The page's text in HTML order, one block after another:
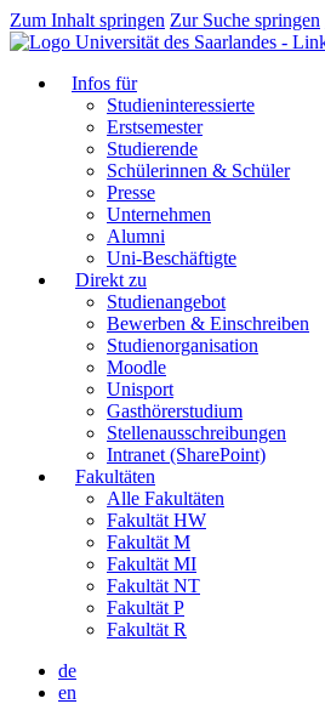
Zum Inhalt springen Zur Suche springen
Infos für
Studieninteressierte
Erstsemester
Studierende
Schülerinnen & Schüler
Presse
Unternehmen
Alumni
Uni-Beschäftigte
Direkt zu
Studienangebot
Bewerben & Einschreiben
Studienorganisation
Moodle
Unisport
Gasthörerstudium
Stellenausschreibungen
Intranet (SharePoint)
Fakultäten
Alle Fakultäten
Fakultät HW
Fakultät M
Fakultät MI
Fakultät NT
Fakultät P
Fakultät R
de
en